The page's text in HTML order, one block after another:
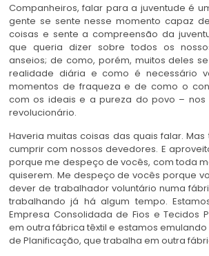
Companheiros, falar para a juventude é
gente se sente nesse momento capaz
coisas e sente a compreensão da
que queria dizer sobre todos os
anseios; de como, porém, muitos deles
realidade diária e como é necessário
momentos de fraqueza e de como o
com os ideais e a pureza do povo – nos
revolucionário.
Haveria muitas coisas das quais falar.
cumprir com nossos devedores. E
porque me despeço de vocês, com toda
quiserem. Me despeço de vocês porque
dever de trabalhador voluntário numa
trabalhando já há algum tempo.
Empresa Consolidada de Fios e Tecidos
em outra fábrica têxtil e estamos
de Planificação, que trabalha em outra